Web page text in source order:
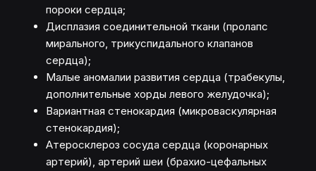
пороки сердца;
Дисплазия соединительной ткани (пролапс
мирального, трикуспидального клапанов
сердца);
Малые аномалии развития сердца (трабекулы,
дополнительные хорды левого желудочка);
Вариантная стенокардия (микроваскулярная
стенокардия);
Атеросклероз сосуда сердца (коронарных
артерий), артерий шеи (брахио-цефальных